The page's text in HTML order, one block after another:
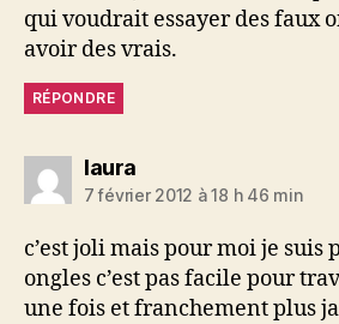
qui voudrait essayer des faux
avoir des vrais.
RÉPONDRE
lauradit :
7 février 2012 à 18 h 46 min
c’est joli mais pour moi je suis
ongles c’est pas facile pour
une fois et franchement plus